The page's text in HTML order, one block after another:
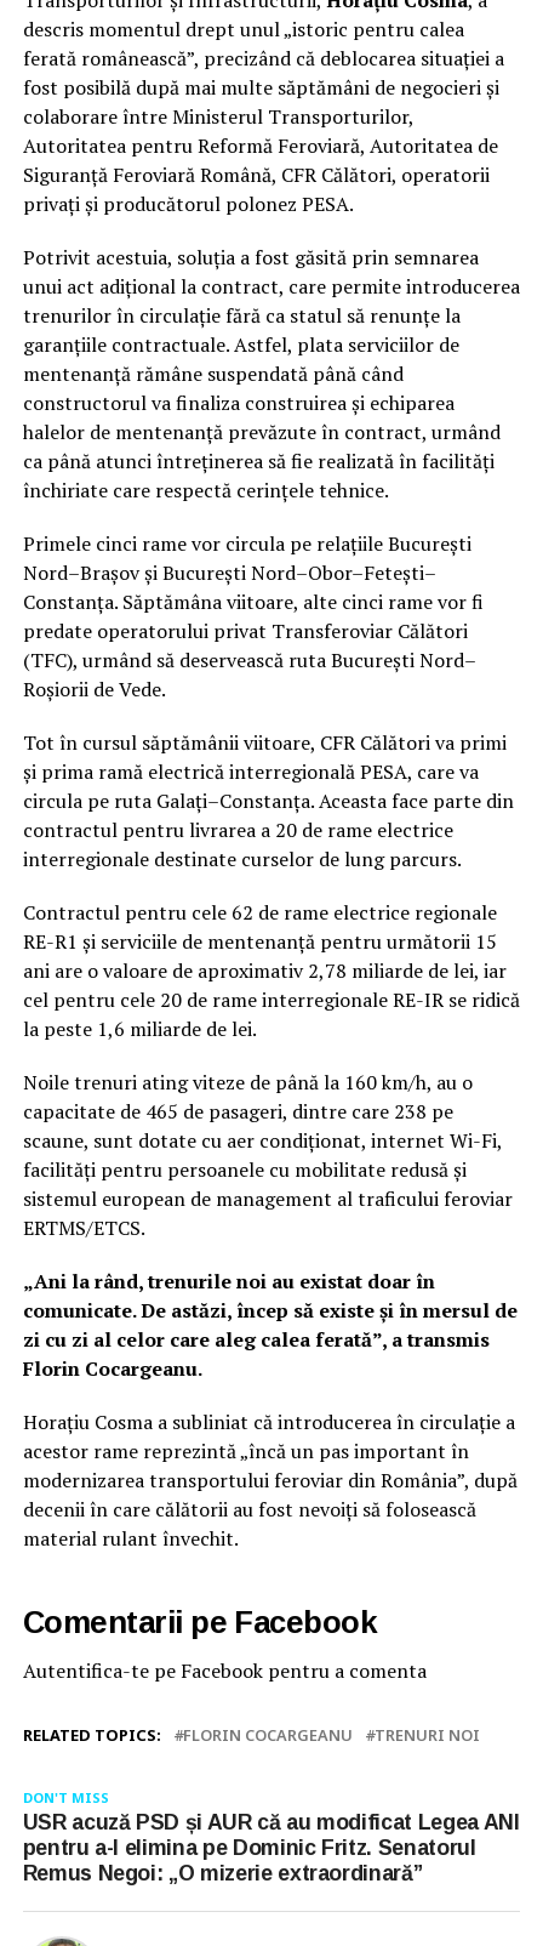
descris momentul drept unul „istoric pentru calea
ferată românească”, precizând că deblocarea situației a
fost posibilă după mai multe săptămâni de negocieri și
colaborare între Ministerul Transporturilor,
Autoritatea pentru Reformă Feroviară, Autoritatea de
Siguranță Feroviară Română, CFR Călători, operatorii
privați și producătorul polonez PESA.
Potrivit acestuia, soluția a fost găsită prin semnarea
unui act adițional la contract, care permite introducerea
trenurilor în circulație fără ca statul să renunțe la
garanțiile contractuale. Astfel, plata serviciilor de
mentenanță rămâne suspendată până când
constructorul va finaliza construirea și echiparea
halelor de mentenanță prevăzute în contract, urmând
ca până atunci întreținerea să fie realizată în facilități
închiriate care respectă cerințele tehnice.
Primele cinci rame vor circula pe relațiile București
Nord–Brașov și București Nord–Obor–Fetești–
Constanța. Săptămâna viitoare, alte cinci rame vor fi
predate operatorului privat Transferoviar Călători
(TFC), urmând să deservească ruta București Nord–
Roșiorii de Vede.
Tot în cursul săptămânii viitoare, CFR Călători va primi
și prima ramă electrică interregională PESA, care va
circula pe ruta Galați–Constanța. Aceasta face parte din
contractul pentru livrarea a 20 de rame electrice
interregionale destinate curselor de lung parcurs.
Contractul pentru cele 62 de rame electrice regionale
RE-R1 și serviciile de mentenanță pentru următorii 15
ani are o valoare de aproximativ 2,78 miliarde de lei, iar
cel pentru cele 20 de rame interregionale RE-IR se ridică
la peste 1,6 miliarde de lei.
Noile trenuri ating viteze de până la 160 km/h, au o
capacitate de 465 de pasageri, dintre care 238 pe
scaune, sunt dotate cu aer condiționat, internet Wi-Fi,
facilități pentru persoanele cu mobilitate redusă și
sistemul european de management al traficului feroviar
ERTMS/ETCS.
„Ani la rând, trenurile noi au existat doar în
comunicate. De astăzi, încep să existe și în mersul de
zi cu zi al celor care aleg calea ferată”, a transmis
Florin Cocargeanu.
Horațiu Cosma a subliniat că introducerea în circulație a
acestor rame reprezintă „încă un pas important în
modernizarea transportului feroviar din România”, după
decenii în care călătorii au fost nevoiți să folosească
material rulant învechit.
Comentarii pe Facebook
Autentifica-te pe Facebook pentru a comenta
RELATED TOPICS: FLORIN COCARGEANU TRENURI NOI
DON'T MISS
USR acuză PSD și AUR că au modificat Legea ANI
pentru a-l elimina pe Dominic Fritz. Senatorul
Remus Negoi: „O mizerie extraordinară”